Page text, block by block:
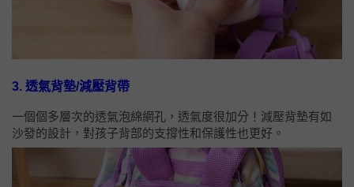
3. 透氣背墊/減壓背帶
一個個多層次的透氣泡綿網孔，透氣度很加分！減壓背墊有如
沙發的設計，對孩子背部的支撐性和保護性也更好。